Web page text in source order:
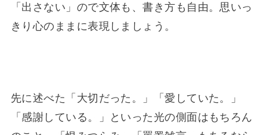
「出さない」ので文体も、書き方も自由。思いっ
きり心のままに表現しましょう。
先に述べた「大切だった。」「愛していた。」
「感謝している。」といった光の側面はもちろん